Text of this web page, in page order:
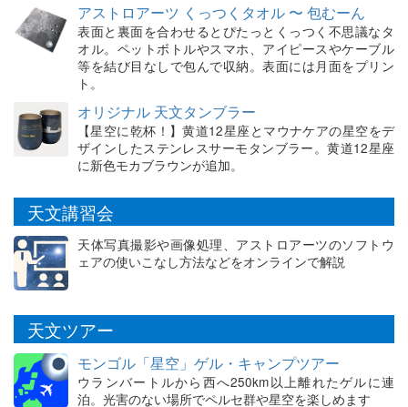
アストロアーツ くっつくタオル 〜 包むーん
表面と裏面を合わせるとぴたっとくっつく不思議なタ
オル。ペットボトルやスマホ、アイピースやケーブル
等を結び目なしで包んで収納。表面には月面をプリン
ト。
オリジナル 天文タンブラー
【星空に乾杯！】黄道12星座とマウナケアの星空をデ
ザインしたステンレスサーモタンブラー。黄道12星座
に新色モカブラウンが追加。
天文講習会
天体写真撮影や画像処理、アストロアーツのソフトウ
ェアの使いこなし方法などをオンラインで解説
天文ツアー
モンゴル「星空」ゲル・キャンプツアー
ウランバートルから西へ250km以上離れたゲルに連
泊。光害のない場所でペルセ群や星空を楽しめます